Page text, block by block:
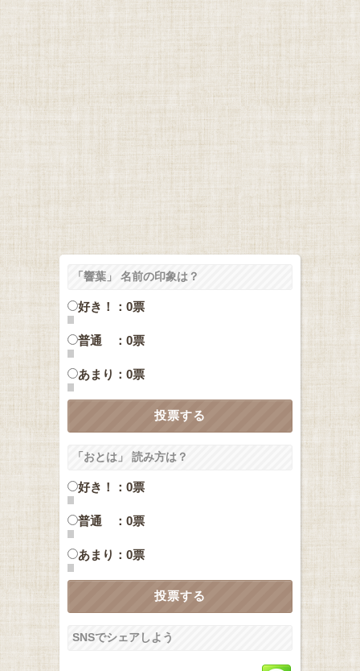
「響葉」 名前の印象は？
好き！：0票
普通 ：0票
あまり：0票
「おとは」 読み方は？
好き！：0票
普通 ：0票
あまり：0票
SNSでシェアしよう